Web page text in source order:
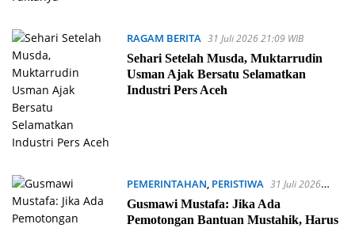
RAGAM BERITA 31 Juli 2026 21:09 WIB
Sehari Setelah Musda, Muktarrudin
Usman Ajak Bersatu Selamatkan
Industri Pers Aceh
PEMERINTAHAN, PERISTIWA 31 Juli 2026
20:53 WIB
Gusmawi Mustafa: Jika Ada
Pemotongan Bantuan Mustahik, Harus